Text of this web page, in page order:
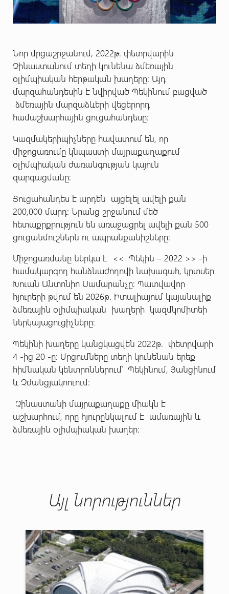
Նոր մրցաշրջանում, 2022թ. փետրվարին
Չինաստանում տեղի կունենա ձմեռային
օլիմպիական հերթական խաղերը: Այդ
մարզահանդեսին է նվիրված Պեկինում բացված
ձմեռային մարզաձևերի վեցերորդ
համաշխարհային ցուցահանդեսը:
Կազմակերիպիչները հավատում են, որ
միջոցառումը կնպաստի մայրաքաղաքում
օլիմպիական ժառանգության կայուն
զարգացմանը:
Ցուցահանդես է արդեն այցելել ավելի քան
200,000 մարդ: Նրանց շրջանում մեծ
հետաքրքրություն են առաջացրել ավելի քան 500
ցուցանմուշներն ու ապրանքանիշները:
Միջոցառմանը ներկա է << Պեկին – 2022 >> -ի
համակարգող հանձնաժողովի նախագահ, կրտսեր
Խուան Անտոնիո Սամարանչը: Պատվավոր
հյուրերի թվում են 2026թ. Իտալիայում կայանալիք
ձմեռային օլիմպիական խաղերի կազմկոմիտեի
ներկայացուցիչները:
Պեկինի խաղերը կանցկացվեն 2022թ. փետրվարի
4 -ից 20 -ը: Մրցումները տեղի կունենան երեք
հիմնական կենտրոններում՝ Պեկինում, Յանցինում
և Չժանցյակոուում:
Չինաստանի մայրաքաղաքը միակն է
աշխարհում, որը հյուրընկալում է ամառային և
ձմեռային օլիմպիական խաղեր:
Այլ նորություններ